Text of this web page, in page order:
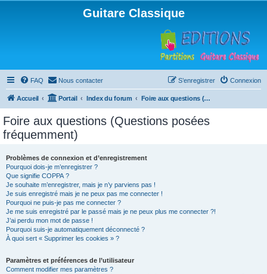
Guitare Classique
FAQ Nous contacter Connexion
S’enregistrer
Accueil Portail Index du forum Foire aux questions (Questions posées fréquemment)
Foire aux questions (Questions posées
fréquemment)
Problèmes de connexion et d’enregistrement
Pourquoi dois-je m’enregistrer ?
Que signifie COPPA ?
Je souhaite m’enregistrer, mais je n’y parviens pas !
Je suis enregistré mais je ne peux pas me connecter !
Pourquoi ne puis-je pas me connecter ?
Je me suis enregistré par le passé mais je ne peux plus me connecter ?!
J’ai perdu mon mot de passe !
Pourquoi suis-je automatiquement déconnecté ?
À quoi sert « Supprimer les cookies » ?
Paramètres et préférences de l’utilisateur
Comment modifier mes paramètres ?